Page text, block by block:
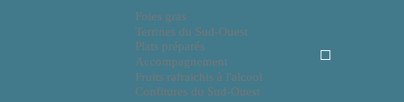
Foies gras
Terrines du Sud-Ouest
Plats préparés
Accompagnement
Fruits rafraichis à l'alcool
Confitures du Sud-Ouest